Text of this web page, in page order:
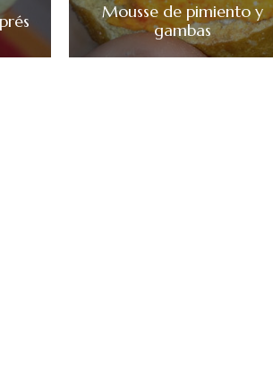
Mousse de pimiento y
gambas